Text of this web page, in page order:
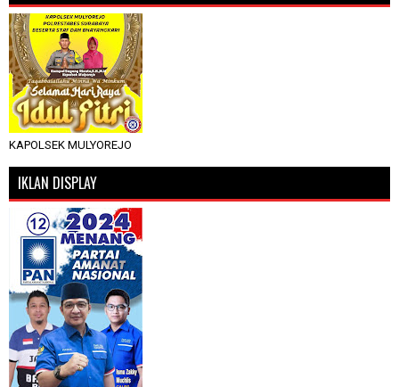
KAPOLSEK MULYOREJO
IKLAN DISPLAY